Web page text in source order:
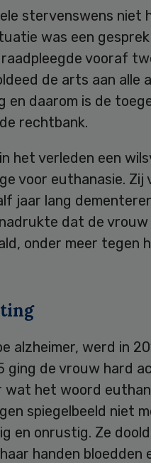
stervenswens niet
was een
raadpleegde vooraf
de arts aan alle
en daarom is de
rechtbank.
het verleden een
voor euthanasie.
jaar lang
dat de
onder meer tegen
alzheimer, werd in
ging de vrouw hard
wat het woord
spiegelbeeld niet
en onrustig. Ze
handen bloedden